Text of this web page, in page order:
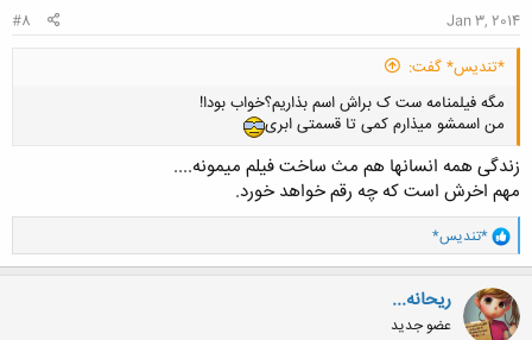
Jan 3, 2014
#8
*تندیس* گفت:
مگه فیلمنامه ست ک براش اسم بذاریم؟خواب بودا!
من اسمشو میذارم کمی تا قسمتی ابری
زندگی همه انسانها هم مث ساخت فیلم میمونه....
مهم اخرش است که چه رقم خواهد خورد.
و
ا
ک
ن
ش
ه
*تندیس*
ریحانه...
عضو جدید